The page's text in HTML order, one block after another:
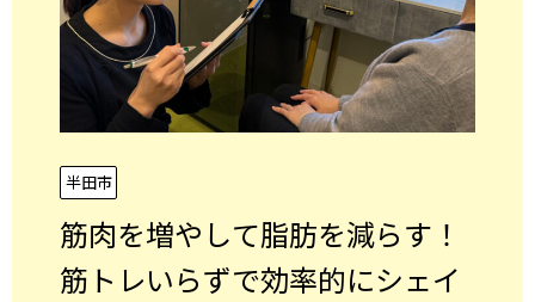
半田市
筋肉を増やして脂肪を減らす！
筋トレいらずで効率的にシェイ